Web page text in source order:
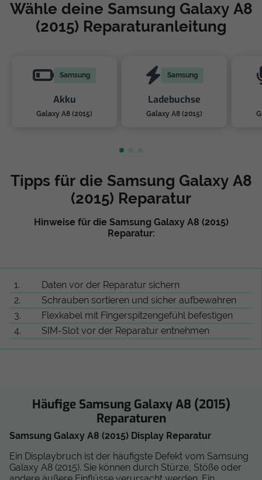
Wähle deine Samsung Galaxy A8
(2015) Reparaturanleitung
Samsung
Akku
Galaxy A8 (2015)
Samsung
Ladebuchse
Galaxy A8 (2015)
Tipps für die Samsung Galaxy A8
(2015) Reparatur
Hinweise für die Samsung Galaxy A8 (2015)
Reparatur:
1.
Daten vor der Reparatur sichern
2.
Schrauben sortieren und sicher aufbewahren
3.
Flexkabel mit Fingerspitzengefühl befestigen
4.
SIM-Slot vor der Reparatur entnehmen
Häufige Samsung Galaxy A8 (2015)
Reparaturen
Samsung Galaxy A8 (2015) Display Reparatur
Ein Displaybruch ist der häufigste Defekt vom Samsung
Galaxy A8 (2015). Sie können durch Stürze, Stöße oder